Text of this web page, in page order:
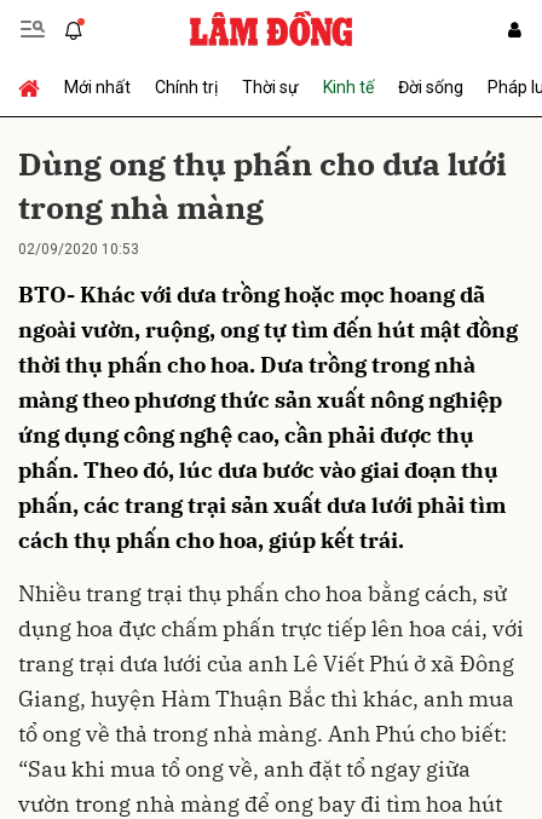
Mới nhất Chính trị Thời sự Kinh tế Đời sống Pháp
Dùng ong thụ phấn cho dưa lưới
trong nhà màng
02/09/2020 10:53
BTO- Khác với dưa trồng hoặc mọc hoang dã
ngoài vườn, ruộng, ong tự tìm đến hút mật đồng
thời thụ phấn cho hoa. Dưa trồng trong nhà
màng theo phương thức sản xuất nông nghiệp
ứng dụng công nghệ cao, cần phải được thụ
phấn. Theo đó, lúc dưa bước vào giai đoạn thụ
phấn, các trang trại sản xuất dưa lưới phải tìm
cách thụ phấn cho hoa, giúp kết trái.
Nhiều trang trại thụ phấn cho hoa bằng cách, sử
dụng hoa đực chấm phấn trực tiếp lên hoa cái, với
trang trại dưa lưới của anh Lê Viết Phú ở xã Đông
Giang, huyện Hàm Thuận Bắc thì khác, anh mua
tổ ong về thả trong nhà màng. Anh Phú cho biết:
“Sau khi mua tổ ong về, anh đặt tổ ngay giữa
vườn trong nhà màng để ong bay đi tìm hoa hút
Gửi bình luận
Hủy Gửi